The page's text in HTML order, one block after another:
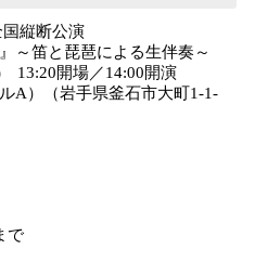
縦断公演
～笛と琵琶による生伴奏～
13:20開場／14:00開演
A）（岩手県釜石市大町1-1-
で